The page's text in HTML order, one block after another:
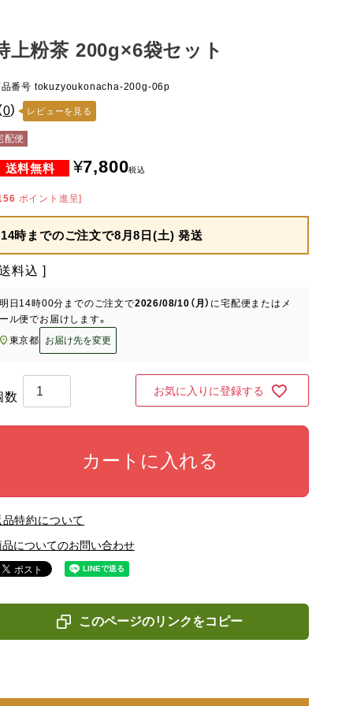
上粉茶 200g×6袋セット
番号 tokuzyoukonacha-200g-06p
0） レビューを見る
配便
¥7,800税込
ポイント進呈]
14時までのご注文で8月8日(土) 発送
料込
日 14時00分 までのご注文で2026/08/10（月） に宅配便またはメ
ル便でお届けします。
東京都
お届け先を変更
お気に入りに登録する
カートに入れる
品特約について
品についてのお問い合わせ
このページのリンクをコピー